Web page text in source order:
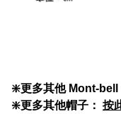
❇️更多其他 Mont-bell
❇️更多其他帽子： 按